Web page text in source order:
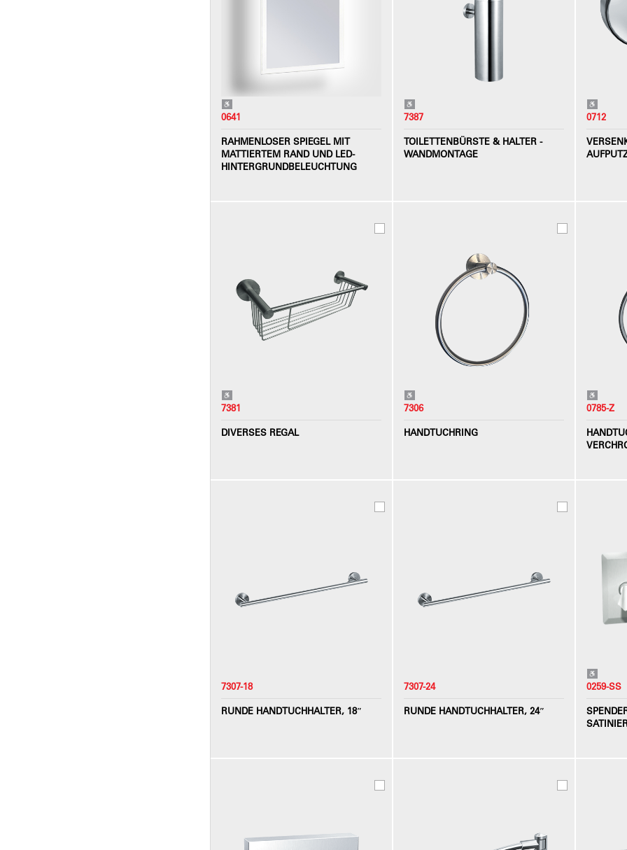
0641
RAHMENLOSER SPIEGEL MIT
MATTIERTEM RAND UND LED-
HINTERGRUNDBELEUCHTUNG
7387
TOILETTENBÜRSTE & HALTER -
WANDMONTAGE
0712
7381
DIVERSES REGAL
7306
HANDTUCHRING
0785-Z
7307-18
RUNDE HANDTUCHHALTER, 18″
7307-24
RUNDE HANDTUCHHALTER, 24″
0259-SS